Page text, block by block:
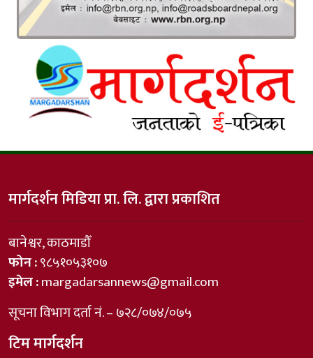
मार्गदर्शन मिडिया प्रा. लि. द्वारा प्रकाशित
बानेश्वर, काठमाडौँ
फोन :९८५१०५३१०७
इमेल :margadarsannews@gmail.com
सूचना विभाग दर्ता नं. – ७२८/०७४/०७५
टिम मार्गदर्शन